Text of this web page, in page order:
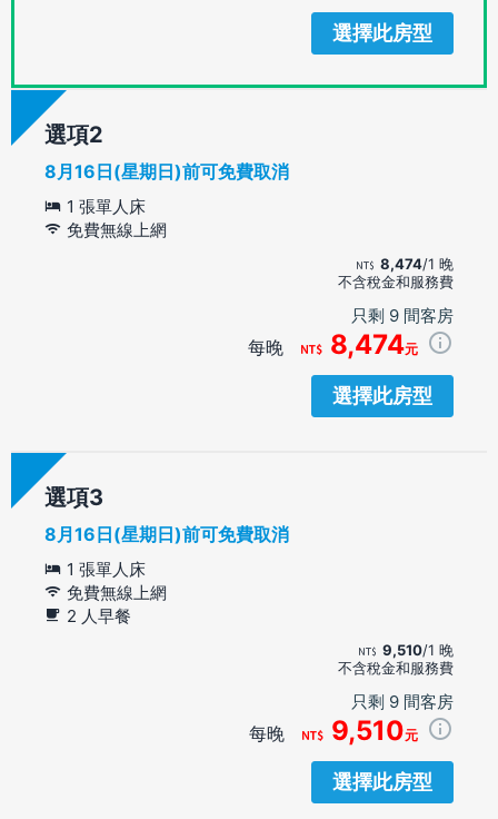
選擇此房型
選項
8月16日(星期日)前可免費取消
1 張單人床
免費無線上網
8,474/1 晚
不含稅金和服務費
只剩 9 間客房
每晚 8,474元
選擇此房型
選項
8月16日(星期日)前可免費取消
1 張單人床
免費無線上網
2 人早餐
9,510/1 晚
不含稅金和服務費
只剩 9 間客房
每晚 9,510元
選擇此房型